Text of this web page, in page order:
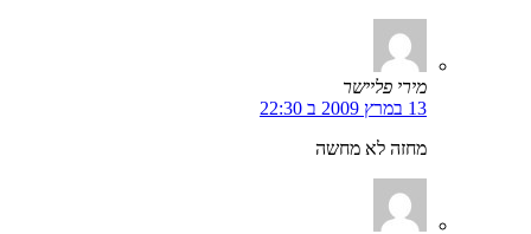
מירי פליישר
13 במרץ 2009 ב 22:30
מחזה לא מחשה